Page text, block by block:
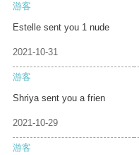
游客
Estelle sent you 1 nude
2021-10-31
游客
Shriya sent you a frien
2021-10-29
游客